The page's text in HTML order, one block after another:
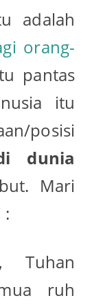
adalah
orang-
pantas
itu
posisi
dunia
Mari
:
Tuhan
ruh